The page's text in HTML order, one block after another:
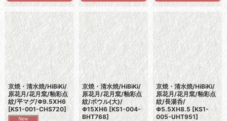
京焼・清水焼/HiBiKi/
原花月/花月窯/釉彩点
紋/平マグ/Φ9.5XH6
[KS1-001-CHS720]
京焼・清水焼/HiBiKi/
原花月/花月窯/釉彩点
紋/ボウル(大)/
Φ15XH6 [KS1-004-
BHT768]
京焼・清水焼/HiBiKi/
原花月/花月窯/釉彩点
紋/長湯呑/
Φ5.5XH8.5 [KS1-
005-UHT951]